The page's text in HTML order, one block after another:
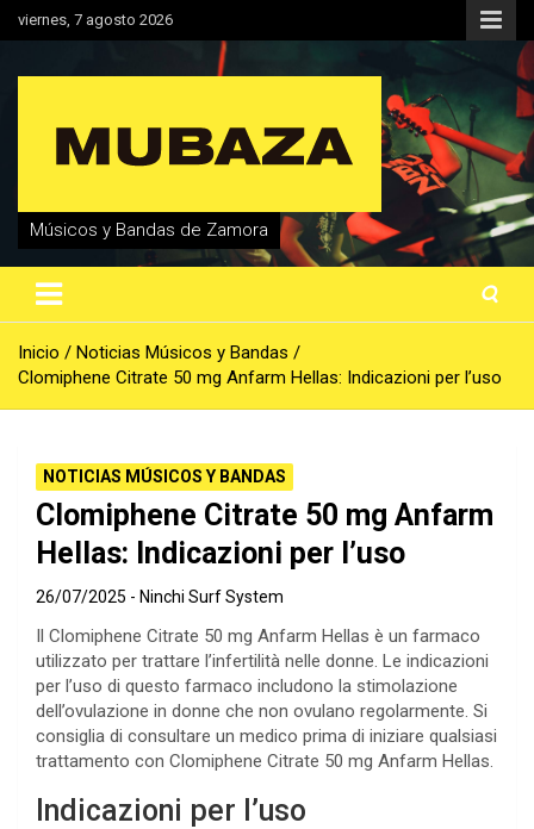
Saltar
al
viernes, 7 agosto 2026
Músicos y Bandas de Zamora
Inicio
Noticias Músicos y Bandas
Clomiphene Citrate 50 mg Anfarm Hellas: Indicazioni per l’uso
NOTICIAS MÚSICOS Y BANDAS
Clomiphene Citrate 50 mg Anfarm
Hellas: Indicazioni per l’uso
26/07/2025 Ninchi Surf System
Il Clomiphene Citrate 50 mg Anfarm Hellas è un farmaco
utilizzato per trattare l’infertilità nelle donne. Le indicazioni
per l’uso di questo farmaco includono la stimolazione
dell’ovulazione in donne che non ovulano regolarmente. Si
consiglia di consultare un medico prima di iniziare qualsiasi
trattamento con Clomiphene Citrate 50 mg Anfarm Hellas.
Indicazioni per l’uso